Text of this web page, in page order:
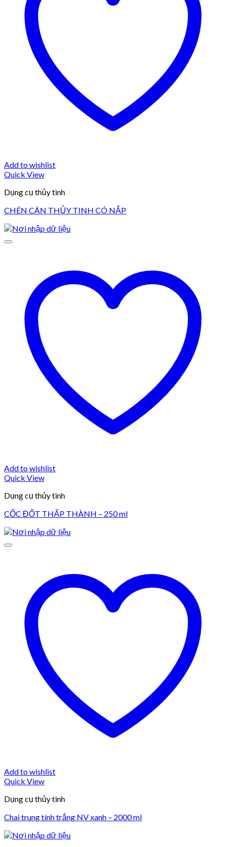
Add to wishlist
Quick View
Dụng cụ thủy tinh
CHÉN CÂN THỦY TINH CÓ NẮP
Add to wishlist
Quick View
Dụng cụ thủy tinh
CỐC ĐỐT THẤP THÀNH – 250 ml
Add to wishlist
Quick View
Dụng cụ thủy tinh
Chai trung tính trắng NV xanh – 2000 ml